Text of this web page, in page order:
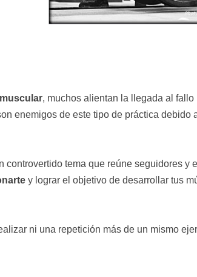
, muchos alientan la llegada al
enemigos de este tipo de práctica debido
controvertido tema que reúne seguidores y
y lograr el objetivo de desarrollar tus
ni una repetición más de un mismo